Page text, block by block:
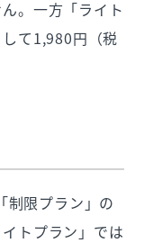
。一方「ライト
て1,980円（税
制限プラン」の
トプラン」では